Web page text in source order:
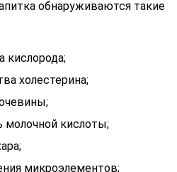
обнаруживаются такие
кислорода;
холестерина;
молочной кислоты;
микроэлементов;